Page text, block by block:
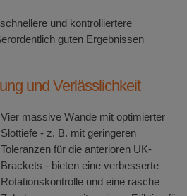
und kontrolliertere
guten Ergebnissen
und Verlässlichkeit
Vier massive Wände mit optimierter
Slottiefe - z. B. mit geringeren
Toleranzen für die anterioren UK-
Brackets - bieten eine verbesserte
Rotationskontrolle und eine rasche